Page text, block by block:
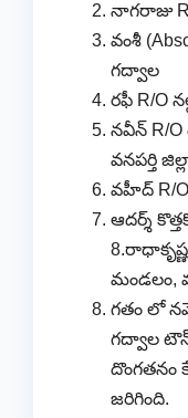
నాగరాజు
వంశీ
గద్వాల
రఫీ R/O
నవీన్ R/
వనపర్తి
వహీద్ R/O
ఆదర్శ్
మండలం,
గతం లో
గద్వాల
దొంగతనం
జరిగింది.